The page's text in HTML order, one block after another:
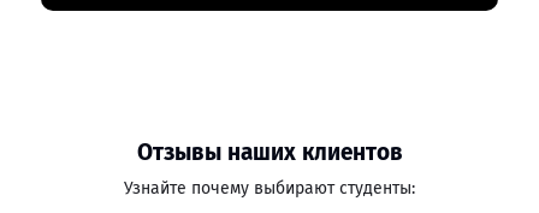
Отзывы наших клиентов
Узнайте почему выбирают студенты: